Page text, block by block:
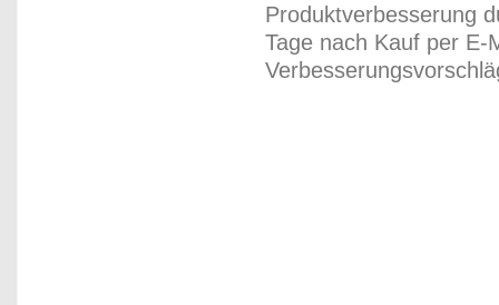
Produktverbesserung
Tage nach Kauf per E-